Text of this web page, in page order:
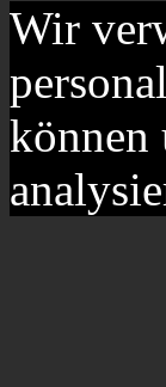
Wir
können